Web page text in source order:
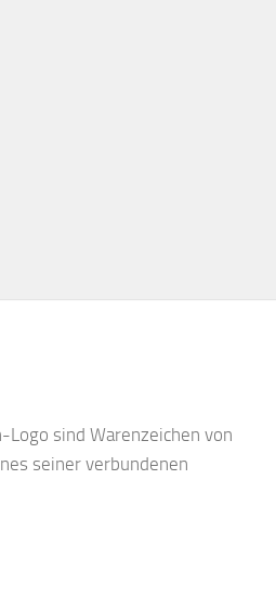
Logo sind Warenzeichen von
seiner verbundenen